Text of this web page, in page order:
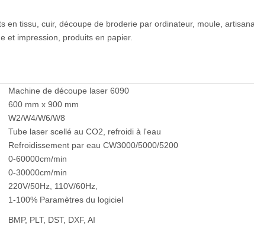
en tissu, cuir, découpe de broderie par ordinateur, moule,
et impression, produits en papier.
Machine de découpe laser 6090
600 mm x 900 mm
W2/W4/W6/W8
Tube laser scellé au CO2, refroidi à l'eau
Refroidissement par eau CW3000/5000/5200
0-60000cm/min
0-30000cm/min
220V/50Hz, 110V/60Hz,
1-100% Paramètres du logiciel
BMP, PLT, DST, DXF, AI